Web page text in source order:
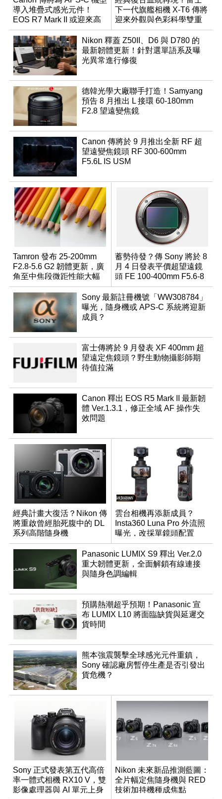
導入堆疊式感光元件！
EOS R7 Mark II 或迎來高
速讀出升級
下一代旗艦相機 X-T6 傳將
迎來外觀與色彩科學雙重
優化
Nikon 釋蓋 Z50II、D6 與 D780 的
最新韌體更新！針對選單語系及曝
光異常進行修復
德韓光學大廠聯手打造！Samyang
預告 8 月推出 L 接環 60-180mm
F2.8 望遠變焦鏡
Canon 傳將於 9 月推出全新 RF 超
望遠變焦鏡頭 RF 300-600mm
F5.6L IS USM
Tamron 發布 25-200mm
F2.8-5.6 G2 韌體更新，廣
角至中焦段微距性能大幅
升級
蓄勢待發？傳 Sony 將於 8
月 4 日發表平價超望遠鏡
頭 FE 100-400mm F5.6-8
Sony 最新註冊機號「WW308784」
曝光，隨身機或 APS-C 系統將迎新
成員？
富士傳將於 9 月發表 XF 400mm 超
望遠定焦鏡頭？野生動物攝影師期
待值拉滿
Canon 釋出 EOS R5 Mark II 最新韌
體 Ver.1.3.1，修正全域 AF 操作失
效問題
經典計畫大復活？Nikon 傳
將重啟曾經胎死腹中的 DL
系列高階隨身機
雲台相機再添新成員？
Insta360 Luna Pro 外流照
曝光，改採單鏡頭配置
Panasonic LUMIX S9 釋出 Ver.2.0
重大韌體更新，全面解鎖有線連接
與隨身色調編輯
預購熱潮超乎預期！Panasonic 宣
布 LUMIX L10 將面臨缺貨與延遲交
貨時間
熊本強震襲擊全球感光元件重鎮，
Sony 確認廠房暫停生產是否引發出
貨危機？
Sony 正式發表第五代高倍
率一體式相機 RX10 V，雙
影像處理器與 AI 單元上身
Nikon 未來新品推測藍圖：
全片幅定焦隨身機與 RED
技術加持機種成焦點